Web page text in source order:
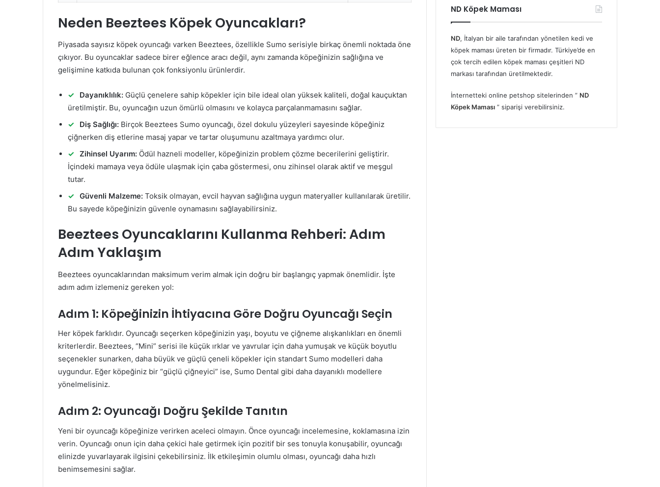
Neden Beeztees Köpek Oyuncakları?
Piyasada sayısız köpek oyuncağı varken Beeztees, özellikle Sumo serisiyle birkaç önemli noktada öne
çıkıyor. Bu oyuncaklar sadece birer eğlence aracı değil, aynı zamanda köpeğinizin sağlığına ve
gelişimine katkıda bulunan çok fonksiyonlu ürünlerdir.
Dayanıklılık: Güçlü çenelere sahip köpekler için bile ideal olan yüksek kaliteli, doğal kauçuktan
üretilmiştir. Bu, oyuncağın uzun ömürlü olmasını ve kolayca parçalanmamasını sağlar.
Diş Sağlığı: Birçok Beeztees Sumo oyuncağı, özel dokulu yüzeyleri sayesinde köpeğiniz
çiğnerken diş etlerine masaj yapar ve tartar oluşumunu azaltmaya yardımcı olur.
Zihinsel Uyarım: Ödül hazneli modeller, köpeğinizin problem çözme becerilerini geliştirir.
İçindeki mamaya veya ödüle ulaşmak için çaba göstermesi, onu zihinsel olarak aktif ve meşgul
tutar.
Güvenli Malzeme: Toksik olmayan, evcil hayvan sağlığına uygun materyaller kullanılarak üretilir.
Bu sayede köpeğinizin güvenle oynamasını sağlayabilirsiniz.
Beeztees Oyuncaklarını Kullanma Rehberi: Adım
Adım Yaklaşım
Beeztees oyuncaklarından maksimum verim almak için doğru bir başlangıç yapmak önemlidir. İşte
adım adım izlemeniz gereken yol:
Adım 1: Köpeğinizin İhtiyacına Göre Doğru Oyuncağı Seçin
Her köpek farklıdır. Oyuncağı seçerken köpeğinizin yaşı, boyutu ve çiğneme alışkanlıkları en önemli
kriterlerdir. Beeztees, “Mini” serisi ile küçük ırklar ve yavrular için daha yumuşak ve küçük boyutlu
seçenekler sunarken, daha büyük ve güçlü çeneli köpekler için standart Sumo modelleri daha
uygundur. Eğer köpeğiniz bir “güçlü çiğneyici” ise, Sumo Dental gibi daha dayanıklı modellere
yönelmelisiniz.
Adım 2: Oyuncağı Doğru Şekilde Tanıtın
Yeni bir oyuncağı köpeğinize verirken aceleci olmayın. Önce oyuncağı incelemesine, koklamasına izin
verin. Oyuncağı onun için daha çekici hale getirmek için pozitif bir ses tonuyla konuşabilir, oyuncağı
elinizde yuvarlayarak ilgisini çekebilirsiniz. İlk etkileşimin olumlu olması, oyuncağı daha hızlı
benimsemesini sağlar.
ND Köpek Maması
ND, İtalyan bir aile tarafından yönetilen kedi ve
köpek maması üreten bir firmadır. Türkiye’de en
çok tercih edilen köpek maması çeşitleri ND
markası tarafından üretilmektedir.
İnternetteki online petshop sitelerinden ” ND
Köpek Maması ” siparişi verebilirsiniz.